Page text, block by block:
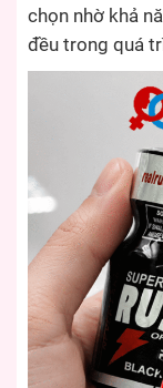
chọn nhờ khả
đều trong quá